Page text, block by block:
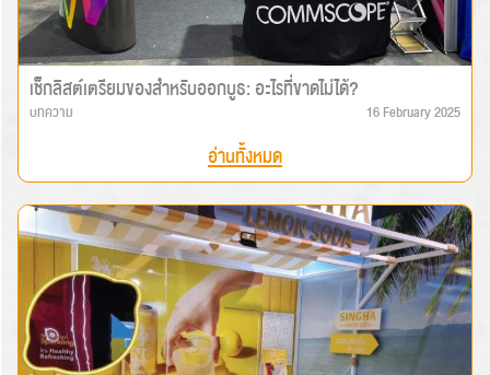
เช็กลิสต์เตรียมของสำหรับออกบูธ: อะไรที่ขาดไม่ได้?
บทความ 16 February 2025
อ่านทั้งหมด